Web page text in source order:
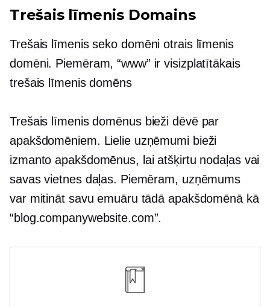
Trešais līmenis Domains
Trešais līmenisseko domēniotrais līmenis
domēni. Piemēram, “www” ir visizplatītākais
trešais līmenisdomēns
Trešais līmenisdomēnus bieži dēvē par
apakšdomēniem. Lielie uzņēmumi bieži
izmanto apakšdomēnus, lai atšķirtu nodaļas vai
savas vietnes daļas. Piemēram, uzņēmums
var mitināt savu emuāru tādā apakšdomēnā kā
“blog.companywebsite.com”.